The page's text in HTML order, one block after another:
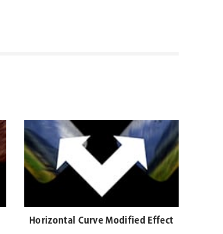
Horizontal Curve Modified Effect